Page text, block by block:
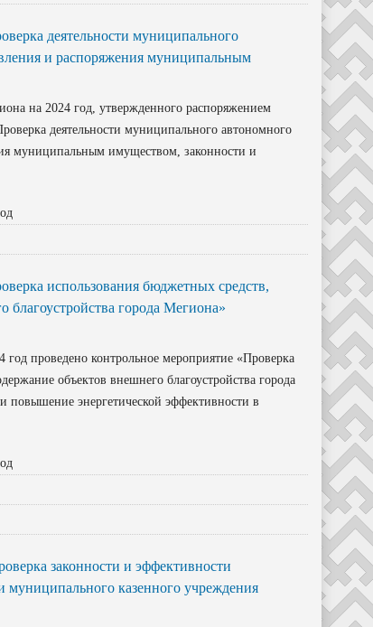
деятельности муниципального
и распоряжения муниципальным
на 2024 год, утвержденного распоряжением
деятельности муниципального автономного
муниципальным имуществом, законности и
использования бюджетных средств,
города Мегиона»
проведено контрольное мероприятие «Проверка
объектов внешнего благоустройства города
энергетической эффективности в
законности и эффективности
муниципального казенного учреждения